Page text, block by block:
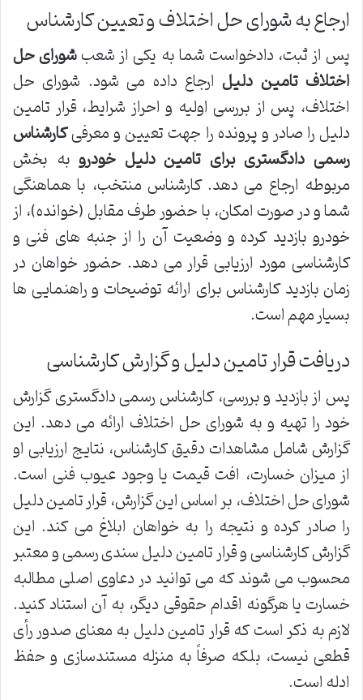
ارجاع به شورای حل اختلاف و تعیین کارشناس
پس از ثبت، دادخواست شما به یکی از شعبشورای حل
اختلاف تامین دلیل ارجاع داده می شود. شورای حل
اختلاف، پس از بررسی اولیه و احراز شرایط، قرار تامین
دلیل را صادر و پرونده را جهت تعیین و معرفیکارشناس
رسمی دادگستری برای تامین دلیل خودروبه بخش
مربوطه ارجاع می دهد. کارشناس منتخب، با هماهنگی
شما و در صورت امکان، با حضور طرف مقابل (خوانده)، از
خودرو بازدید کرده و وضعیت آن را از جنبه های فنی و
کارشناسی مورد ارزیابی قرار می دهد. حضور خواهان در
زمان بازدید کارشناس برای ارائه توضیحات و راهنمایی ها
بسیار مهم است.
دریافت قرار تامین دلیل و گزارش کارشناسی
پس از بازدید و بررسی، کارشناس رسمی دادگستری گزارش
خود را تهیه و به شورای حل اختلاف ارائه می دهد. این
گزارش شامل مشاهدات دقیق کارشناس، نتایج ارزیابی او
از میزان خسارت، افت قیمت یا وجود عیوب فنی است.
شورای حل اختلاف، بر اساس این گزارش، قرار تامین دلیل
را صادر کرده و نتیجه را به خواهان ابلاغ می کند. این
گزارش کارشناسی و قرار تامین دلیل سندی رسمی و معتبر
محسوب می شوند که می توانید در دعاوی اصلی مطالبه
خسارت یا هرگونه اقدام حقوقی دیگر، به آن استناد کنید.
لازم به ذکر است که قرار تامین دلیل به معنای صدور رأی
قطعی نیست، بلکه صرفاً به منزله مستندسازی و حفظ
ادله است.